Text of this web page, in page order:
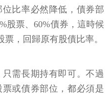
比率必然降低，債券部
股票、60%債券，這時候
，回歸原有股債比率。
需長期持有即可。不過
或債券部位，都必須是